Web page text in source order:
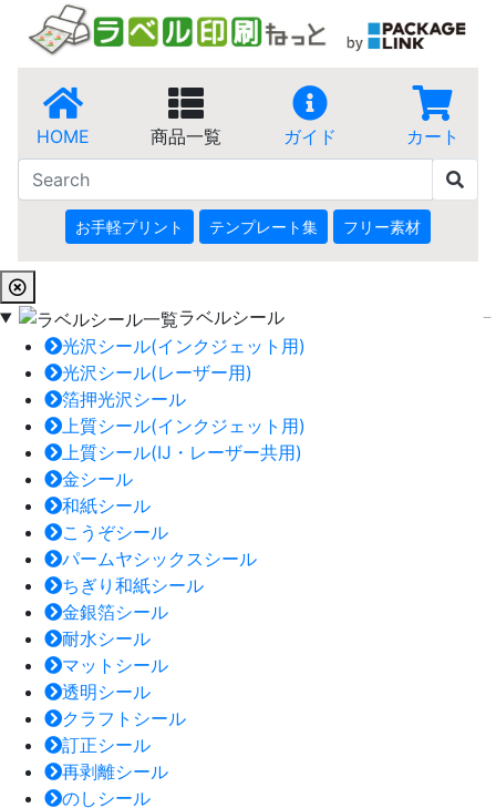
HOME 商品一覧 ガイド カート
お手軽プリント テンプレート集 フリー素材
ラベルシール
光沢シール(インクジェット用)
光沢シール(レーザー用)
箔押光沢シール
上質シール(インクジェット用)
上質シール(IJ・レーザー共用)
金シール
和紙シール
こうぞシール
パームヤシックスシール
ちぎり和紙シール
金銀箔シール
耐水シール
マットシール
透明シール
クラフトシール
訂正シール
再剥離シール
のしシール